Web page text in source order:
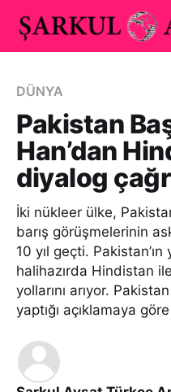
DÜNYA
Pakistan
Han’dan
diyalog
İki nükleer ülke,
barış görüşmelerinin
10 yıl geçti.
halihazırda Hindistan
yollarını arıyor.
yaptığı açıklamaya